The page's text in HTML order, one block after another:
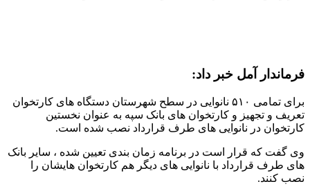
فرماندار آمل خبر داد:
برای تمامی ۵۱۰ نانوایی در سطح شهرستان دستگاه های کارتخوان
تعریف و تجهیز و کارتخوان های بانک سپه به عنوان نخستین
کارتخوان در نانوایی های طرف قرارداد نصب شده است.
وی گفت که قرار است در برنامه زمان بندی تعیین شده ، سایر بانک
های طرف قرارداد با نانوایی های دیگر هم کارتخوان هایشان را
نصب کنند.